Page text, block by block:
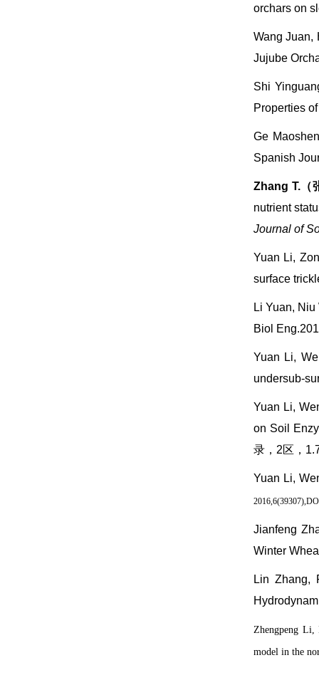
orchars on
Wang Juan,
Jujube
Shi
Properties
Ge
Spanish
Zhang T.（
nutrient
Journal of
Yuan Li,
surface
Li Yuan,
Biol
Yuan Li,
undersub-
Yuan Li,
on Soil
录，2区，
Yuan Li,
2016,6(39307),
Jianfeng
Winter
Lin Zhang,
Zhengpeng Li,
model in the